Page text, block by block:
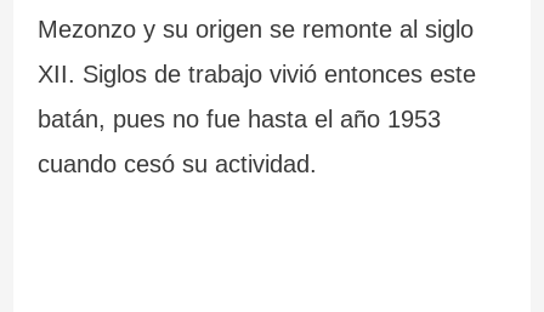
Mezonzo y su origen se remonte al siglo
XII. Siglos de trabajo vivió entonces este
batán, pues no fue hasta el año 1953
cuando cesó su actividad.